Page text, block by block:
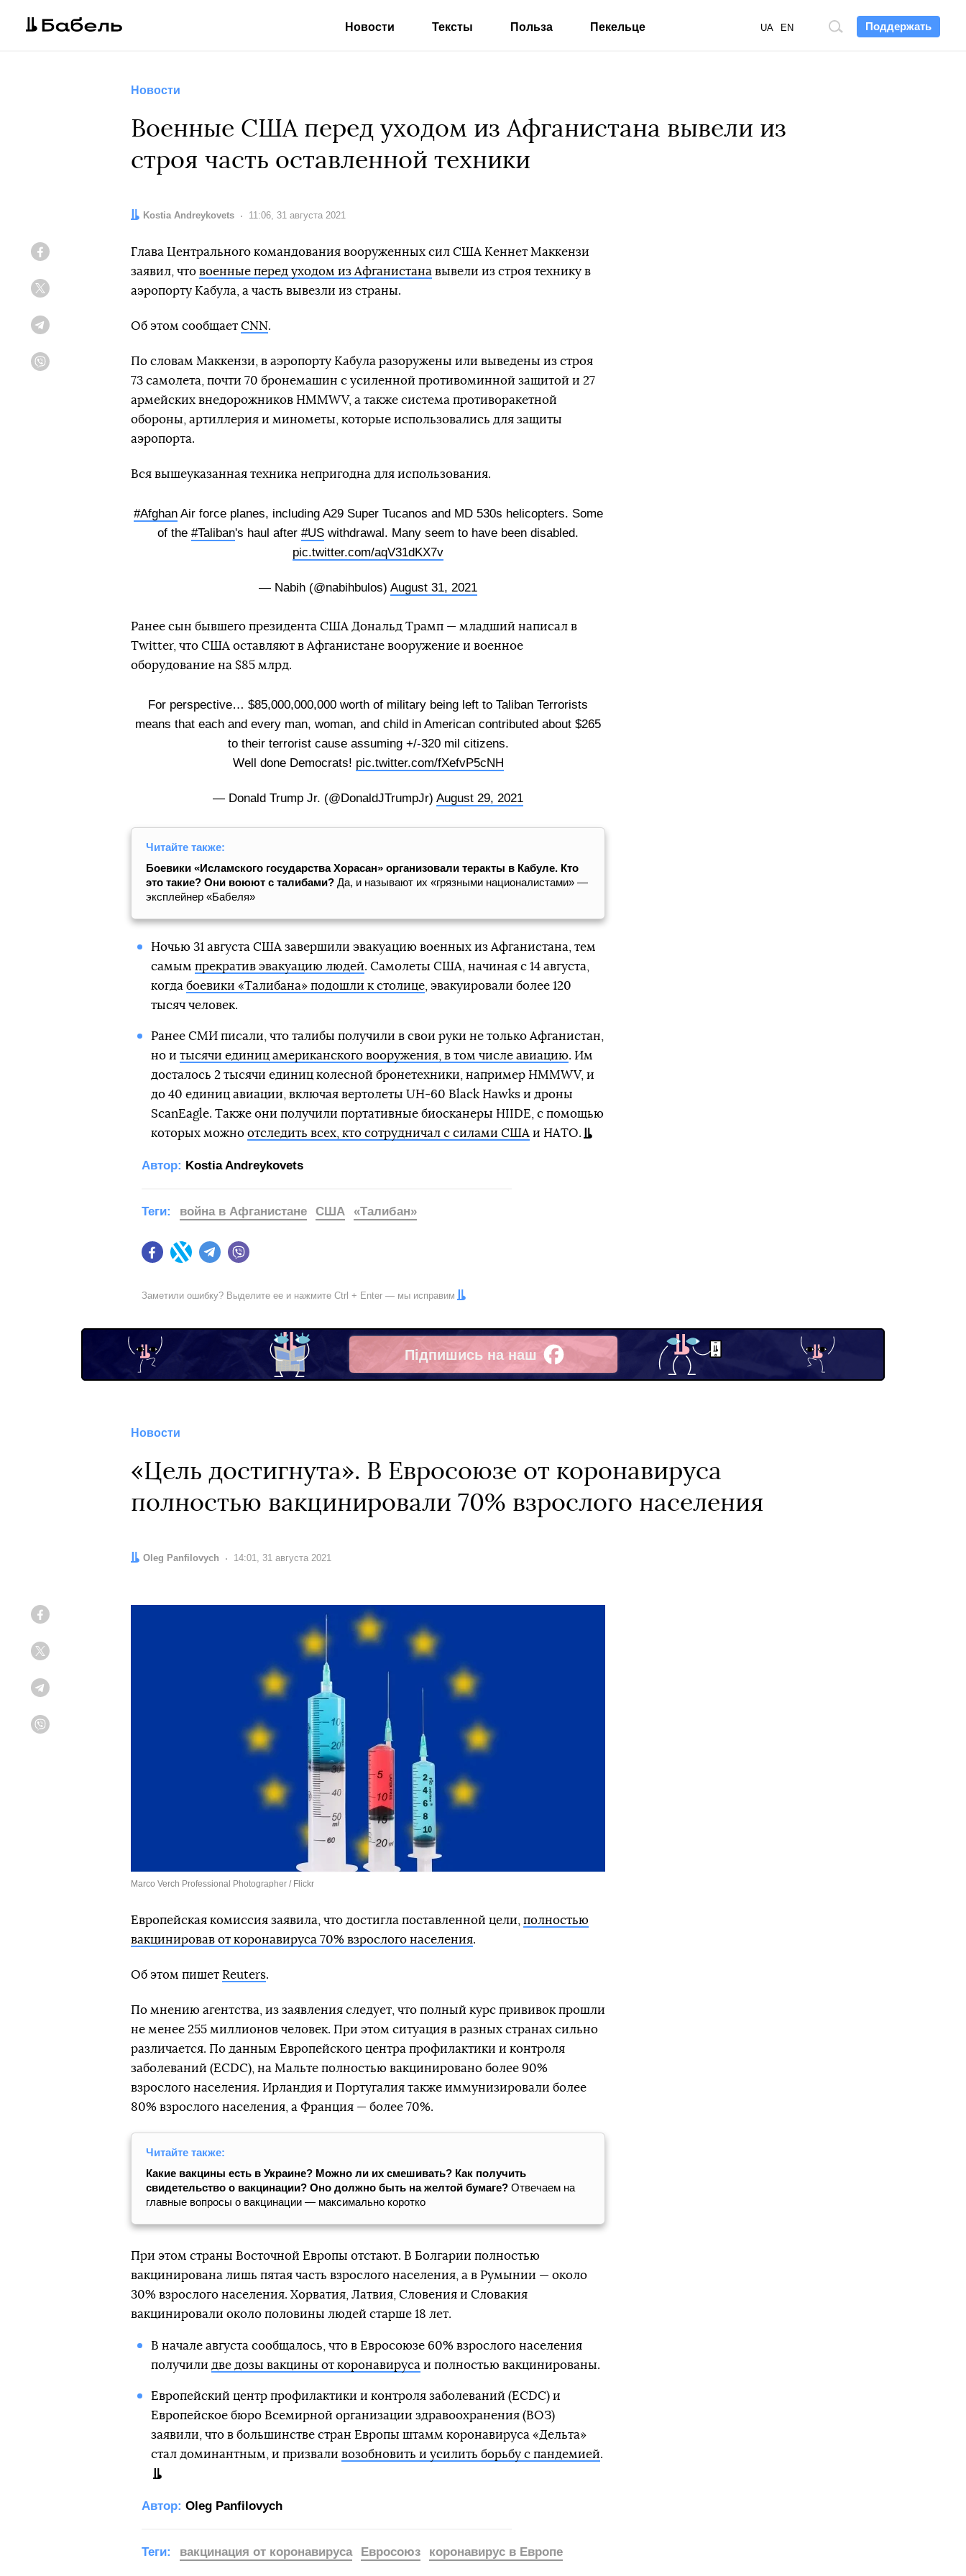
Поддержать
Поиск
UA EN
Новости Тексты Польза Пекельце
Новости
Военные США перед уходом из Афганистана вывели из
строя часть оставленной техники
Автор:
Kostia Andreykovets Дата:
11:06, 31 августа 2021
Глава Центрального командования вооруженных сил США Кеннет Маккензи
заявил, что военные перед уходом из Афганистана вывели из строя технику в
аэропорту Кабула, а часть вывезли из страны.
Об этом сообщает CNN.
По словам Маккензи, в аэропорту Кабула разоружены или выведены из строя
73 самолета, почти 70 бронемашин с усиленной противоминной защитой и 27
армейских внедорожников HMMWV, а также система противоракетной
обороны, артиллерия и минометы, которые использовались для защиты
аэропорта.
Вся вышеуказанная техника непригодна для использования.
#AfghanAir force planes, including A29 Super Tucanos and MD 530s helicopters. Some
of the #Taliban's haul after #US withdrawal. Many seem to have been disabled.
pic.twitter.com/aqV31dKX7v
— Nabih (@nabihbulos) August 31, 2021
Ранее сын бывшего президента США Дональд Трамп — младший написал в
Twitter, что США оставляют в Афганистане вооружение и военное
оборудование на $85 млрд.
For perspective… $85,000,000,000 worth of military being left to Taliban Terrorists
means that each and every man, woman, and child in American contributed about $265
to their terrorist cause assuming +/-320 mil citizens.
Well done Democrats! pic.twitter.com/fXefvP5cNH
— Donald Trump Jr. (@DonaldJTrumpJr) August 29, 2021
Читайте также:
Боевики «Исламского государства Хорасан» организовали теракты в Кабуле. Кто
это такие? Они воюют с талибами? Да, и называют их «грязными националистами» —
эксплейнер «Бабеля»
Ночью 31 августа США завершили эвакуацию военных из Афганистана, тем
самым прекратив эвакуацию людей. Самолеты США, начиная с 14 августа,
когда боевики «Талибана» подошли к столице, эвакуировали более 120
тысяч человек.
Ранее СМИ писали, что талибы получили в свои руки не только Афганистан,
но и тысячи единиц американского вооружения, в том числе авиацию. Им
досталось 2 тысячи единиц колесной бронетехники, например HMMWV, и
до 40 единиц авиации, включая вертолеты UH-60 Black Hawks и дроны
ScanEagle. Также они получили портативные биосканеры HIIDE, с помощью
которых можно отследить всех, кто сотрудничал с силами США и НАТО.
Автор: Kostia Andreykovets
FacebookTwitter Telegram
Теги: война в Афганистане США «Талибан»
Заметили ошибку? Выделите ее и нажмите Ctrl + Enter — мы исправим
Підпишись на наш
Facebook
Новости
«Цель достигнута». В Евросоюзе от коронавируса
полностью вакцинировали 70% взрослого населения
Автор:
Oleg Panfilovych Дата:
14:01, 31 августа 2021
Marco Verch Professional Photographer / Flickr
Европейская комиссия заявила, что достигла поставленной цели, полностью
вакцинировав от коронавируса 70% взрослого населения.
Об этом пишет Reuters.
По мнению агентства, из заявления следует, что полный курс прививок прошли
не менее 255 миллионов человек. При этом ситуация в разных странах сильно
различается. По данным Европейского центра профилактики и контроля
заболеваний (ECDC), на Мальте полностью вакцинировано более 90%
взрослого населения. Ирландия и Португалия также иммунизировали более
80% взрослого населения, а Франция — более 70%.
Читайте также:
Какие вакцины есть в Украине? Можно ли их смешивать? Как получить
свидетельство о вакцинации? Оно должно быть на желтой бумаге? Отвечаем на
главные вопросы о вакцинации — максимально коротко
При этом страны Восточной Европы отстают. В Болгарии полностью
вакцинирована лишь пятая часть взрослого населения, а в Румынии — около
30% взрослого населения. Хорватия, Латвия, Словения и Словакия
вакцинировали около половины людей старше 18 лет.
В начале августа сообщалось, что в Евросоюзе 60% взрослого населения
получили две дозы вакцины от коронавируса и полностью вакцинированы.
Европейский центр профилактики и контроля заболеваний (ECDC) и
Европейское бюро Всемирной организации здравоохранения (ВОЗ)
заявили, что в большинстве стран Европы штамм коронавируса «Дельта»
стал доминантным, и призвали возобновить и усилить борьбу с пандемией.
Автор: Oleg Panfilovych
Теги: вакцинация от коронавируса Евросоюз коронавирус в Европе